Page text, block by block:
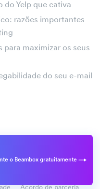
o Beambox gratuitamente
do Yelp que cativa
razões importantes
para maximizar os seus
do seu e-mail